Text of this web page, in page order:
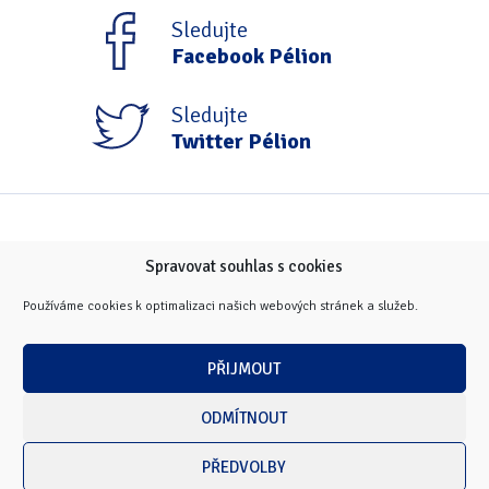
Spravovat souhlas s cookies
Používáme cookies k optimalizaci našich webových stránek a služeb.
PŘIJMOUT
ODMÍTNOUT
PŘEDVOLBY
Tipy & triky(17)
Sledujte
Facebook Pélion
Sledujte
Twitter Pélion